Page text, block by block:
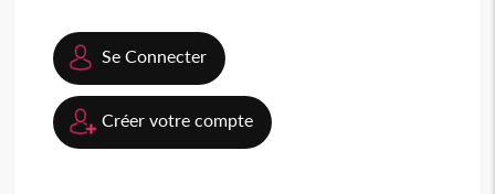
Se Connecter
Créer votre compte